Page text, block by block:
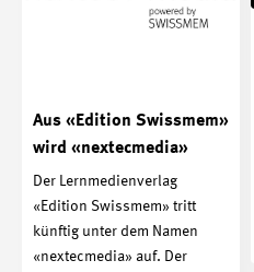
Aus «Edition Swissmem»
wird «nextecmedia»
Der Lernmedienverlag
«Edition Swissmem» tritt
künftig unter dem Namen
«nextecmedia» auf. Der